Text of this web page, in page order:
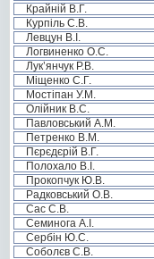
Крайній В.Г.
Курпіль С.В.
Левцун В.І.
Логвиненко О.С.
Лук’янчук Р.В.
Міщенко С.Г.
Мостіпан У.М.
Олійник В.С.
Павловський А.М.
Петренко В.М.
Пєрєдєрій В.Г.
Полохало В.І.
Прокопчук Ю.В.
Радковський О.В.
Сас С.В.
Семинога А.І.
Сербін Ю.С.
Соболєв С.В.